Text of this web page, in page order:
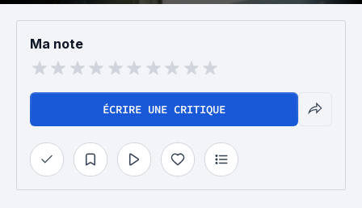
Ma note
ÉCRIRE UNE CRITIQUE